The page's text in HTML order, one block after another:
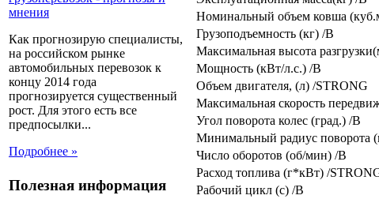
Как прогнозирую специалисты,
на российском рынке
автомобильных перевозок к
концу 2014 года
прогнозируется существенный
рост. Для этого есть все
предпосылки...
Подробнее »
Полезная информация
Номинальный объем ковша
Грузоподъемность (кг) /B
Максимальная высота
Мощность (кВт/л.с.) /B
Объем двигателя, (л) /STRONG
Максимальная скорость
Угол поворота колес (град.) /B
Минимальный радиус поворота
Число оборотов (об/мин) /B
Расход топлива (г*кВт) /
Рабочий цикл (с) /B